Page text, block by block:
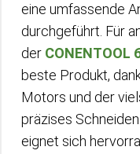
eine umfassende
durchgeführt. Für
der CONENTOOL
beste Produkt,
Motors und der
präzises
eignet sich